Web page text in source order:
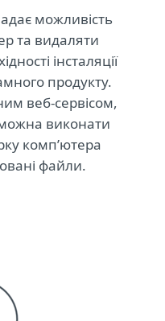
можливість
та видаляти
інсталяції
продукту.
веб-сервісом,
виконати
комп’ютера
файли.